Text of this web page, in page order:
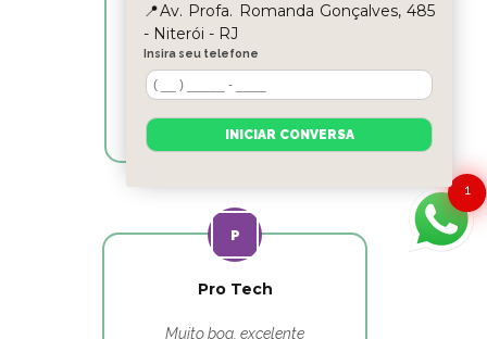
Ótimo atendimento!
Pro Tech
Muito boa, excelente
1
📍Av. Profa. Romanda Gonçalves, 485
- Niterói - RJ
Insira seu telefone
INICIAR CONVERSA